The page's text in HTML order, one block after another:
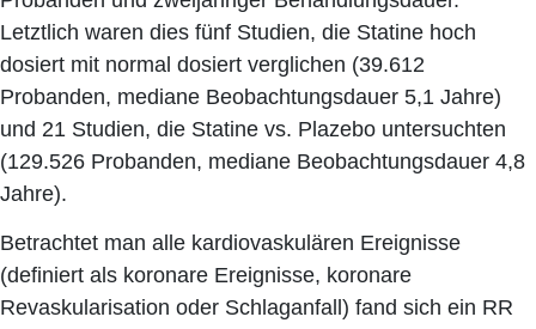
Letztlich waren dies fünf Studien, die Statine hoch
dosiert mit normal dosiert verglichen (39.612
Probanden, mediane Beobachtungsdauer 5,1 Jahre)
und 21 Studien, die Statine vs. Plazebo untersuchten
(129.526 Probanden, mediane Beobachtungsdauer 4,8
Jahre).
Betrachtet man alle kardiovaskulären Ereignisse
(definiert als koronare Ereignisse, koronare
Revaskularisation oder Schlaganfall) fand sich ein RR